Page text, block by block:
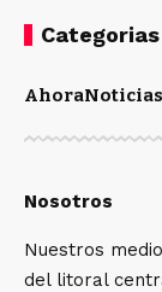
Categorias
AhoraNoticias
Nosotros
Nuestros
del litoral